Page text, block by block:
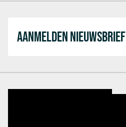
AANMELDEN NIEUWSBRIEF